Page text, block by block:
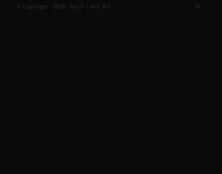
© Copyright - 2026 - Ricoh | AVC A/S